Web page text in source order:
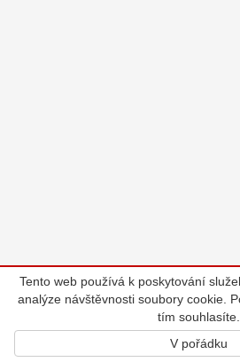
Tento web používá k poskytování
analýze návštěvnosti soubory cookie.
tím souhlasíte.
V pořádku